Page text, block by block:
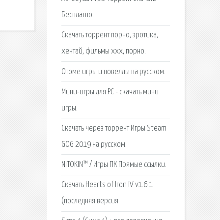
Бесплатно.
Скачать торрент порно, эротика,
хентай, фильмы xxx, порно.
Отоме игры и новеллы на русском.
Мини-игры для PC - скачать мини
игры.
Скачать через торрент Игры Steam
GOG 2019 на русском.
NITOKIN™ / Игры ПК Прямые ссылки.
Скачать Hearts of Iron IV v1.6.1
(последняя версия.